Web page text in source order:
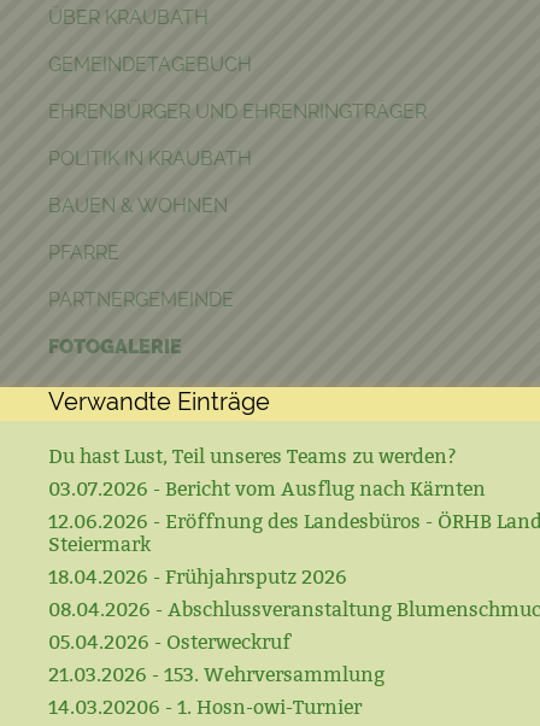
ÜBER KRAUBATH
GEMEINDETAGEBUCH
EHRENBÜRGER UND EHRENRINGTRÄGER
POLITIK IN KRAUBATH
BAUEN & WOHNEN
PFARRE
PARTNERGEMEINDE
FOTOGALERIE
Verwandte Einträge
Du hast Lust, Teil unseres Teams zu werden?
03.07.2026 - Bericht vom Ausflug nach Kärnten
12.06.2026 - Eröffnung des Landesbüros - ÖRHB
Steiermark
18.04.2026 - Frühjahrsputz 2026
08.04.2026 - Abschlussveranstaltung
05.04.2026 - Osterweckruf
21.03.2026 - 153. Wehrversammlung
14.03.20206 - 1. Hosn-owi-Turnier